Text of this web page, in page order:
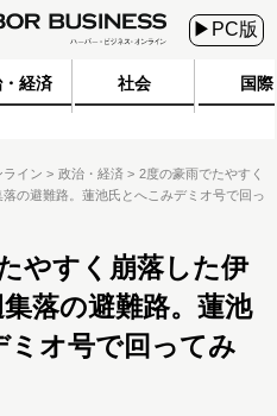
▶PC版
経済 社会 国際
ライン 政治・経済
2度の豪雨でたやすく
の避難路。蓮池氏とへこみデミオ号で回っ
やすく崩落した伊
落の避難路。蓮池
ミオ号で回ってみ